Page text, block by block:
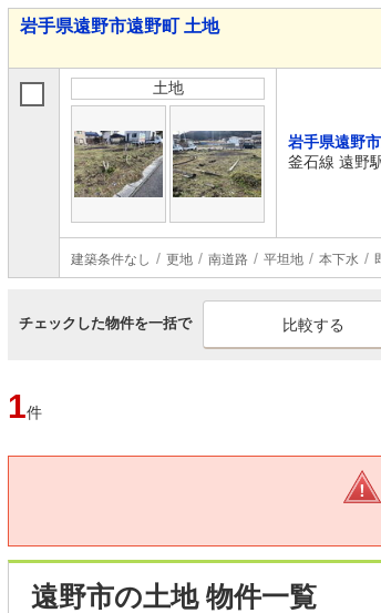
岩手県遠野市遠野町 土地
土地
岩手県遠野
釜石線 遠野
建築条件なし 更地 南道路 平坦地 本下水
チェックした物件を一括で
1件
遠野市の土地 物件一覧